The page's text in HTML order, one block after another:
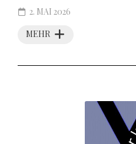
MEHR
2. MAI 2026